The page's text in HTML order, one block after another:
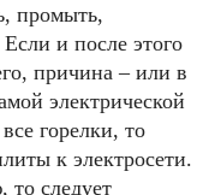
промыть,
и после этого
причина – или в
электрической
горелки, то
к электросети.
то следует